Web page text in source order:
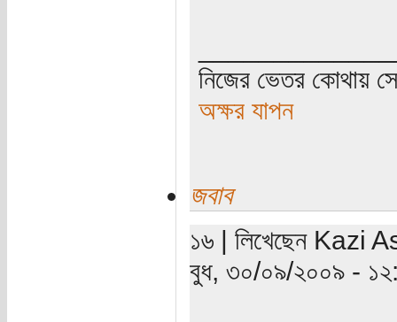
নিজের ভেতর কোথায়
অক্ষর যাপন
জবাব
১৬ | লিখেছেন Kazi
বুধ, ৩০/০৯/২০০৯ -